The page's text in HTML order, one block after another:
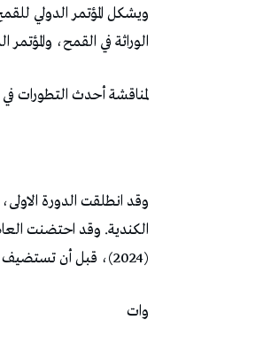
ويشكل المؤتمر الدولي
الوراثة في القمح،
لمناقشة أحدث التطورات
(2024)، قبل أن تستضيف بولونيا الدورة الرابعة هذه السنة
وات